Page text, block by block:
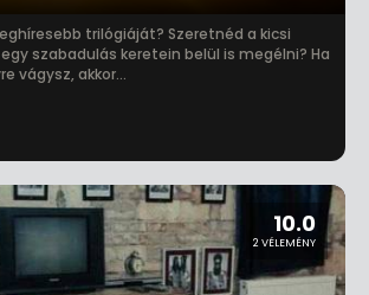
trilógiáját? Szeretnéd a kicsi
szabadulás keretein belül is megélni? Ha
vágysz, akkor...
10.0
2 VÉLEMÉNY